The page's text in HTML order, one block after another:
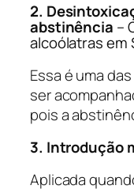
2.
abstinência –
alcoólatras em
Essa é uma
ser
pois a
3. Introdução
Aplicada